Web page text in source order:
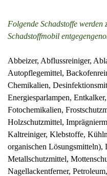
Folgende Schadstoffe
Schadstoffmobil
Abbeizer, Abflussreiniger,
Autopflegemittel,
Chemikalien,
Energiesparlampen,
Fotochemikalien,
Holzschutzmittel,
Kaltreiniger, Klebstoffe,
organischen Lösungsmitteln),
Metallschutzmittel,
Nagellackentferner,